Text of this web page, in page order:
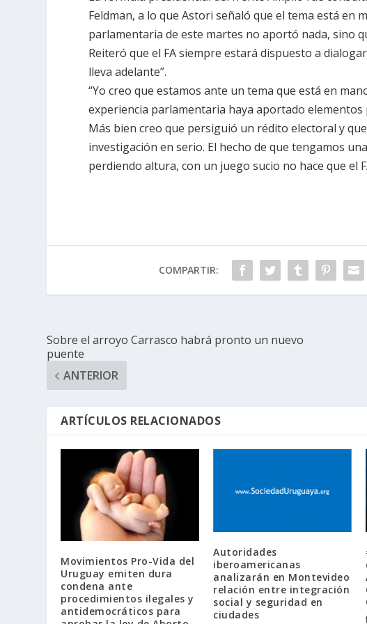
Feldman, a lo que Astori señaló que el tema está en
parlamentaria de este martes no aportó nada, sino
Reiteró que el FA siempre estará dispuesto a
lleva adelante”.
“Yo creo que estamos ante un tema que está en
experiencia parlamentaria haya aportado
Más bien creo que persiguió un rédito electoral y
investigación en serio. El hecho de que tengamos
perdiendo altura, con un juego sucio no hace que el
COMPARTIR:
Sobre el arroyo Carrasco habrá pronto un nuevo
puente
ANTERIOR
ARTÍCULOS RELACIONADOS
Movimientos Pro-Vida del
Uruguay emiten dura
condena ante
procedimientos ilegales y
antidemocráticos para
Autoridades
iberoamericanas
analizarán en Montevideo
relación entre integración
social y seguridad en
ciudades